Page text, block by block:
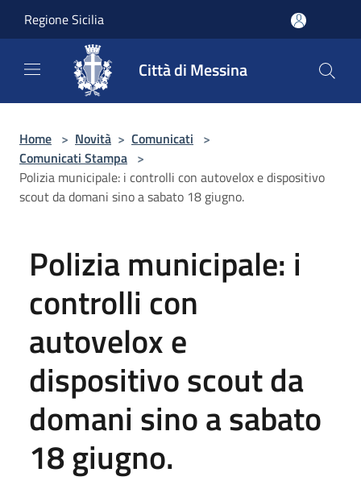
Regione Sicilia
Città di Messina
Home > Novità > Comunicati >
Comunicati Stampa >
Polizia municipale: i controlli con autovelox e dispositivo
scout da domani sino a sabato 18 giugno.
Polizia municipale: i
controlli con
autovelox e
dispositivo scout da
domani sino a sabato
18 giugno.